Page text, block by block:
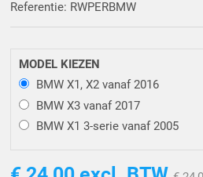
Driehoek/Wig profielen
Luikenpakking
Oploopprofielen
O-ringen
Referentie: RWPERBMW
MODEL KIEZEN
BMW X1, X2 vanaf 2016
BMW X3 vanaf 2017
BMW X1 3-serie vanaf 2005